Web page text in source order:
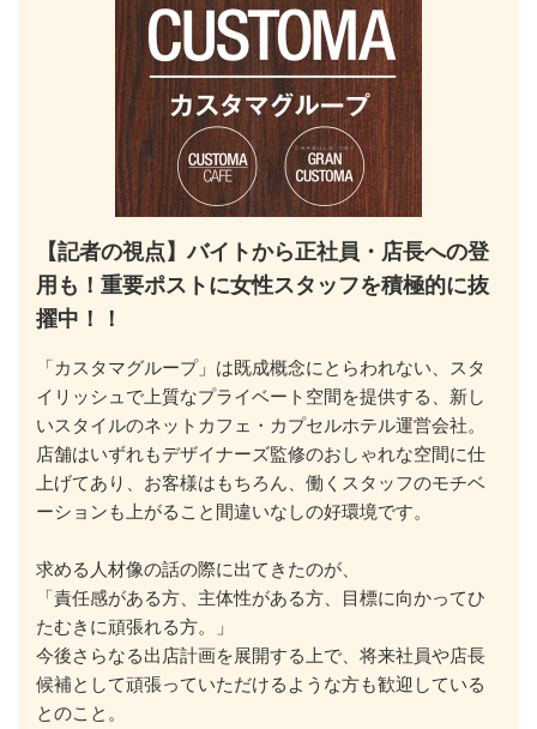
【記者の視点】バイトから正社員・店長への登
用も！重要ポストに女性スタッフを積極的に抜
擢中！！
「カスタマグループ」は既成概念にとらわれない、スタ
イリッシュで上質なプライベート空間を提供する、新し
いスタイルのネットカフェ・カプセルホテル運営会社。
店舗はいずれもデザイナーズ監修のおしゃれな空間に仕
上げてあり、お客様はもちろん、働くスタッフのモチベ
ーションも上がること間違いなしの好環境です。
求める人材像の話の際に出てきたのが、
「責任感がある方、主体性がある方、目標に向かってひ
たむきに頑張れる方。」
今後さらなる出店計画を展開する上で、将来社員や店長
候補として頑張っていただけるような方も歓迎している
とのこと。